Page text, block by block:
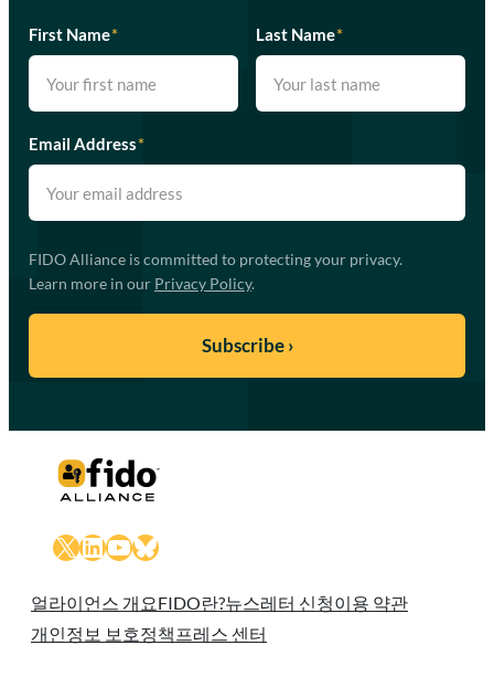
First Name* Last Name*
Email Address*
FIDO Alliance is committed to protecting your privacy.
Learn more in our Privacy Policy.
X LinkedIn
YouTube
Bluesky
얼라이언스 개요FIDO란?뉴스레터 신청이용 약관
개인정보 보호정책 프레스 센터